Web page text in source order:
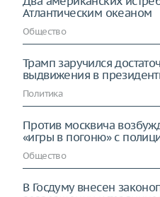
Атлантическим океаном
Общество
Трамп заручился
выдвижения в
Политика
Против москвича
«игры в погоню» с
Общество
В Госдуму внесен